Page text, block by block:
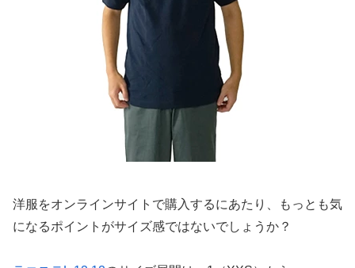
洋服をオンラインサイトで購入するにあたり、もっとも気
になるポイントがサイズ感ではないでしょうか？